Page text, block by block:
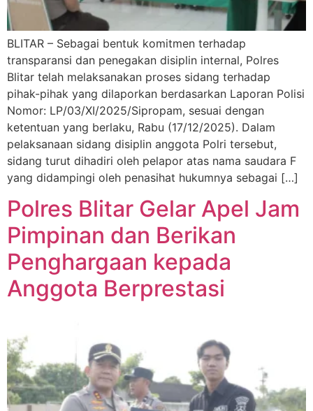
BLITAR – Sebagai bentuk komitmen terhadap
transparansi dan penegakan disiplin internal, Polres
Blitar telah melaksanakan proses sidang terhadap
pihak-pihak yang dilaporkan berdasarkan Laporan Polisi
Nomor: LP/03/XI/2025/Sipropam, sesuai dengan
ketentuan yang berlaku, Rabu (17/12/2025). Dalam
pelaksanaan sidang disiplin anggota Polri tersebut,
sidang turut dihadiri oleh pelapor atas nama saudara F
yang didampingi oleh penasihat hukumnya sebagai […]
Polres Blitar Gelar Apel Jam
Pimpinan dan Berikan
Penghargaan kepada
Anggota Berprestasi